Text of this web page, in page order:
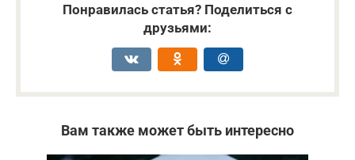
Понравилась статья? Поделиться с
друзьями:
Вам также может быть интересно